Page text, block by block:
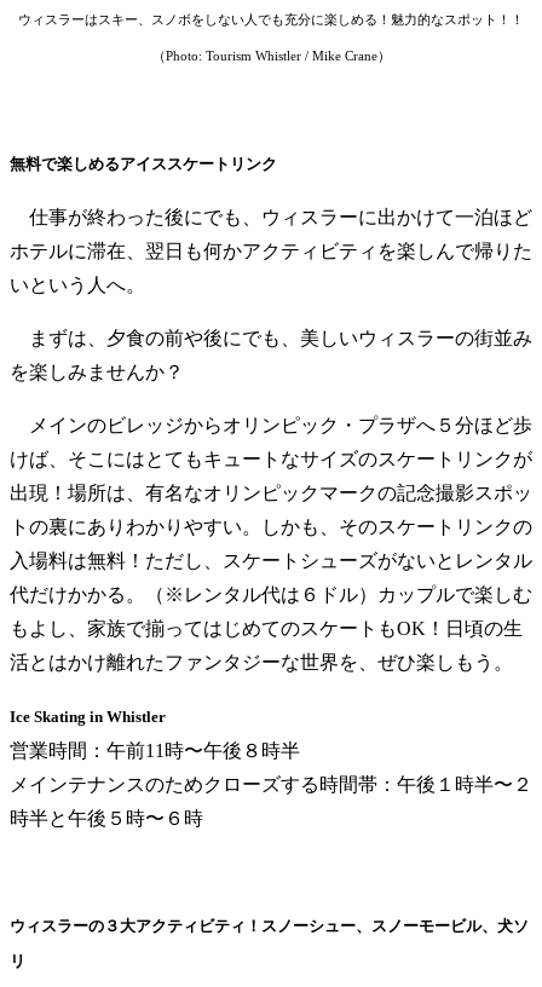
︎ウィスラーはスキー、スノボをしない人でも充分に楽しめる！魅力的なスポット！！
（Photo: Tourism Whistler / Mike Crane）
無料で楽しめるアイススケートリンク
仕事が終わった後にでも、ウィスラーに出かけて一泊ほど
ホテルに滞在、翌日も何かアクティビティを楽しんで帰りた
いという人へ。
まずは、夕食の前や後にでも、美しいウィスラーの街並み
を楽しみませんか？
メインのビレッジからオリンピック・プラザへ５分ほど歩
けば、そこにはとてもキュートなサイズのスケートリンクが
出現！場所は、有名なオリンピックマークの記念撮影スポッ
トの裏にありわかりやすい。しかも、そのスケートリンクの
入場料は無料！ただし、スケートシューズがないとレンタル
代だけかかる。（※レンタル代は６ドル）カップルで楽しむ
もよし、家族で揃ってはじめてのスケートもOK！日頃の生
活とはかけ離れたファンタジーな世界を、ぜひ楽しもう。
Ice Skating in Whistler
営業時間：午前11時〜午後８時半
メインテナンスのためクローズする時間帯：午後１時半〜２
時半と午後５時〜６時
ウィスラーの３大アクティビティ！スノーシュー、スノーモービル、犬ソ
リ